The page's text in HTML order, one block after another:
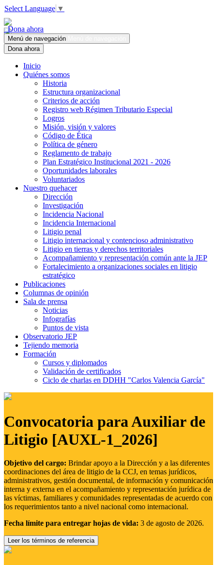
Select Language ▼
Dona ahora
Menú de navegación
Dona ahora
Inicio
Quiénes somos
Historia
Estructura organizacional
Criterios de acción
Registro web Régimen Tributario Especial
Logros
Misión, visión y valores
Código de Ética
Política de género
Reglamento de trabajo
Plan Estratégico Institucional 2021 - 2026
Oportunidades laborales
Voluntariados
Nuestro quehacer
Dirección
Investigación
Incidencia Nacional
Incidencia Internacional
Litigio penal
Litigio internacional y contencioso administrativo
Litigio en tierras y derechos territoriales
Acompañamiento y representación común ante la JEP
Fortalecimiento a organizaciones sociales en litigio
estratégico
Publicaciones
Columnas de opinión
Sala de prensa
Noticias
Infografías
Puntos de vista
Observatorio JEP
Tejiendo memoria
Formación
Cursos y diplomados
Validación de certificados
Ciclo de charlas en DDHH "Carlos Valencia García"
Convocatoria para Auxiliar de
Litigio [AUXL-1_2026]
Objetivo del cargo: Brindar apoyo a la Dirección y a las diferentes
coordinaciones del área de litigio de la CCJ, en temas jurídicos,
administrativos, gestión documental, de información y comunicación
interna y externa en el acompañamiento y representación jurídica de
las víctimas, familiares y comunidades representadas de acuerdo con
los requerimientos tanto a nivel nacional como internacional.
Fecha límite para entregar hojas de vida: 3 de agosto de 2026.
Leer los términos de referencia